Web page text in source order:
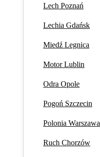
Lech Poznań
Lechia Gdańsk
Miedź Legnica
Motor Lublin
Odra Opole
Pogoń Szczecin
Polonia Warszawa
Ruch Chorzów